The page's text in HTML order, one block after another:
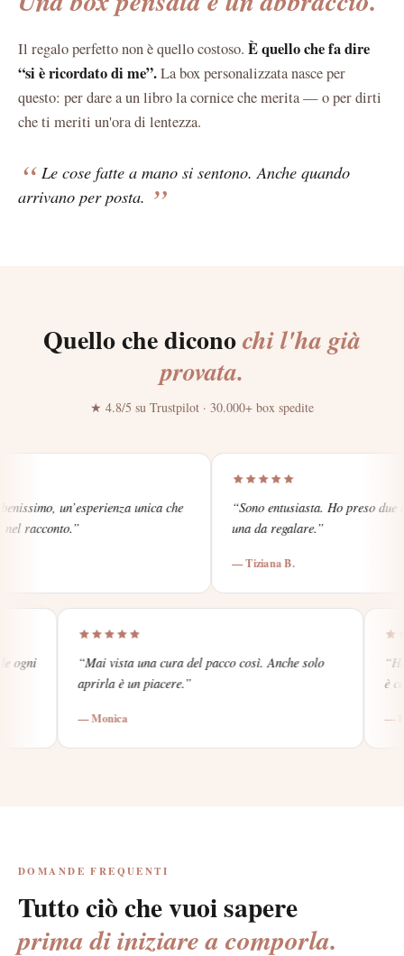
Il regalo perfetto non è quello costoso. È quello che fa dire
“si è ricordato di me”.La box personalizzata nasce per
questo: per dare a un libro la cornice che merita — o per dirti
che ti meriti un'ora di lentezza.
“ Le cose fatte a mano si sentono. Anche quando
arrivano per posta. ”
Quello che diconochi l'ha già
provata.
★ 4.8/5 su Trustpilot · 30.000+ box spedite
unica che
“Sono entusiasta. Ho preso due box, una per
una da regalare.”
amica, vale ogni “Mai vista una cura del pacco così. Anche solo
aprirla è un piacere.
DOMANDE FREQUENTI
Tutto ciò che vuoi sapere
prima di iniziare a comporla.